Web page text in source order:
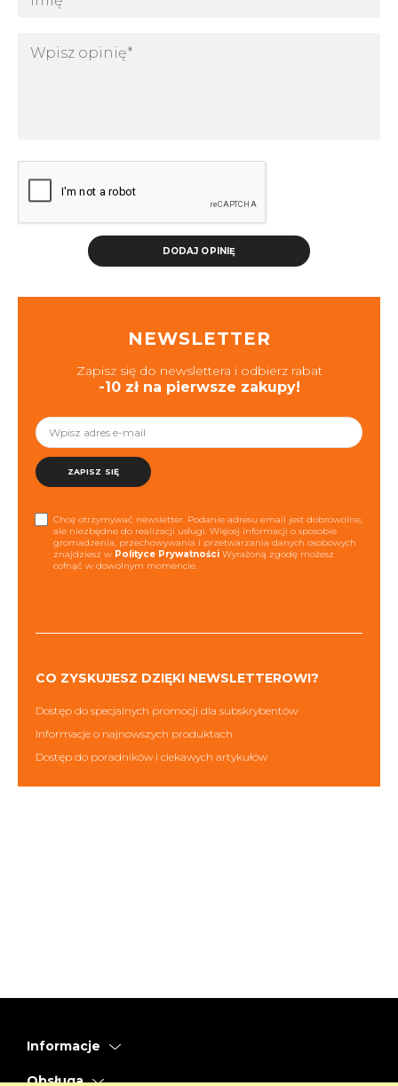
DODAJ OPINIĘ
NEWSLETTER
Zapisz się do newslettera i odbierz rabat
-10 zł na pierwsze zakupy!
ZAPISZ SIĘ
Chcę otrzymywać newsletter. Podanie adresu email jest dobrowolne,
ale niezbędne do realizacji usługi. Więcej informacji o sposobie
gromadzenia, przechowywania i przetwarzania danych osobowych
znajdziesz w Polityce Prywatności Wyrażoną zgodę możesz
cofnąć w dowolnym momencie.
CO ZYSKUJESZ DZIĘKI NEWSLETTEROWI?
Dostęp do specjalnych promocji dla subskrybentów
Informacje o najnowszych produktach
Dostęp do poradników i ciekawych artykułów
Informacje
Obsługa